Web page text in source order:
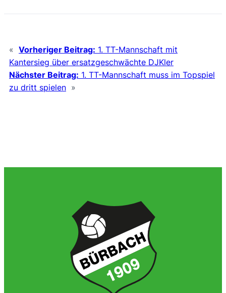
« Vorheriger Beitrag: 1. TT-Mannschaft mit
Kantersieg über ersatzgeschwächte DJKler
Nächster Beitrag: 1. TT-Mannschaft muss im Topspiel
zu dritt spielen »